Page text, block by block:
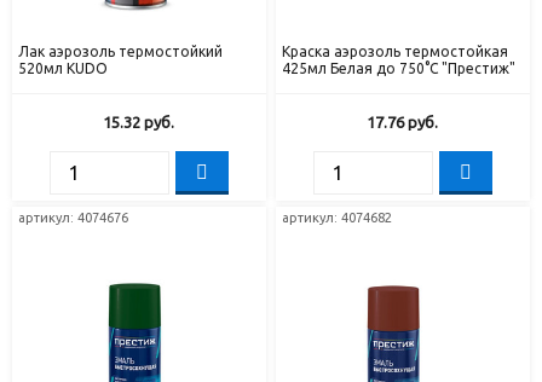
Лак аэрозоль термостойкий
520мл KUDO
15.32 руб.
Краска аэрозоль термостойкая
425мл Белая до 750°С "Престиж"
17.76руб.
артикул: 4074676 артикул: 4074682